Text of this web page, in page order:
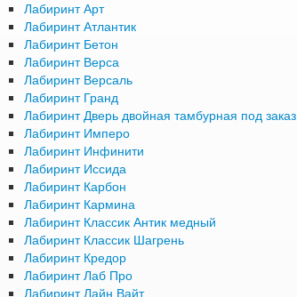
Лабиринт Арт
Лабиринт Атлантик
Лабиринт Бетон
Лабиринт Верса
Лабиринт Версаль
Лабиринт Гранд
Лабиринт Дверь двойная тамбурная под заказ
Лабиринт Имперо
Лабиринт Инфинити
Лабиринт Иссида
Лабиринт Карбон
Лабиринт Кармина
Лабиринт Классик Антик медный
Лабиринт Классик Шагрень
Лабиринт Кредор
Лабиринт Лаб Про
Лабиринт Лайн Вайт